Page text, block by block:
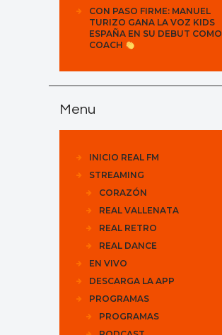
CON PASO FIRME: MANUEL
TURIZO GANA LA VOZ KIDS
ESPAÑA EN SU DEBUT COMO
COACH
Menu
INICIO REAL FM
STREAMING
CORAZÓN
REAL VALLENATA
REAL RETRO
REAL DANCE
EN VIVO
DESCARGA LA APP
PROGRAMAS
PROGRAMAS